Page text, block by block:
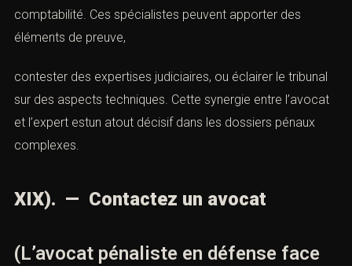
comptabilité. Ces spécialistes peuvent apporter des
éléments de preuve,
contester des expertises judiciaires, ou éclairer le tribunal
sur des aspects techniques. Cette synergie entre l’avocat
et l’expert estun atout décisif dans les dossiers pénaux
complexes.
XIX). — Contactez un avocat
(L’avocat pénaliste en défense face